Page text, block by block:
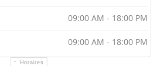
Horaires
09:00 AM - 18:00 PM
09:00 AM - 18:00 PM